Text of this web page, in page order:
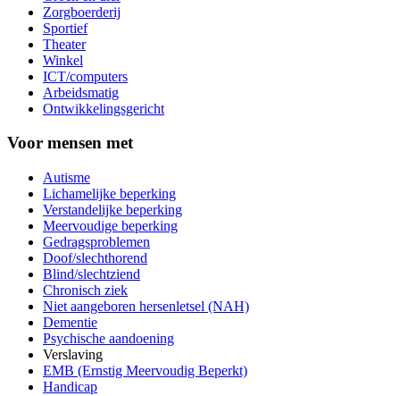
Zorgboerderij
Sportief
Theater
Winkel
ICT/computers
Arbeidsmatig
Ontwikkelingsgericht
Voor mensen met
Autisme
Lichamelijke beperking
Verstandelijke beperking
Meervoudige beperking
Gedragsproblemen
Doof/slechthorend
Blind/slechtziend
Chronisch ziek
Niet aangeboren hersenletsel (NAH)
Dementie
Psychische aandoening
Verslaving
EMB (Ernstig Meervoudig Beperkt)
Handicap